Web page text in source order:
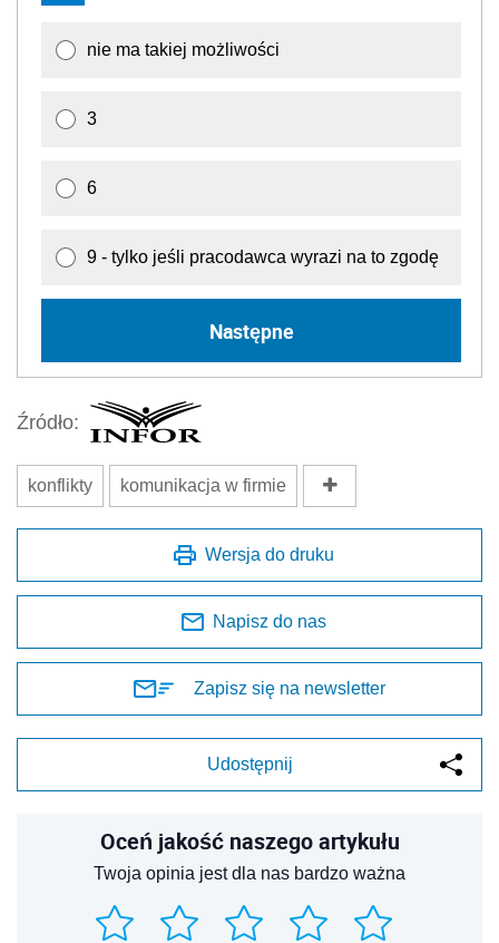
nie ma takiej możliwości
3
6
9 - tylko jeśli pracodawca wyrazi na to zgodę
Następne
Źródło:
konflikty komunikacja w firmie
Wersja do druku
Napisz do nas
Zapisz się na newsletter
Udostępnij
Oceń jakość naszego artykułu
Twoja opinia jest dla nas bardzo ważna